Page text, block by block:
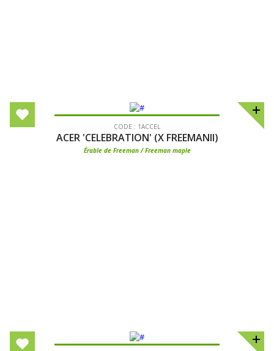
CODE : 1ACCEL
ACER 'CELEBRATION' (X FREEMANII)
Érable de Freeman / Freeman maple